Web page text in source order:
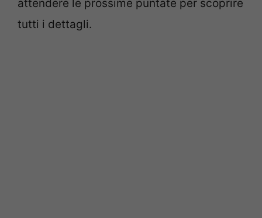
attendere le prossime puntate per scoprire
tutti i dettagli.